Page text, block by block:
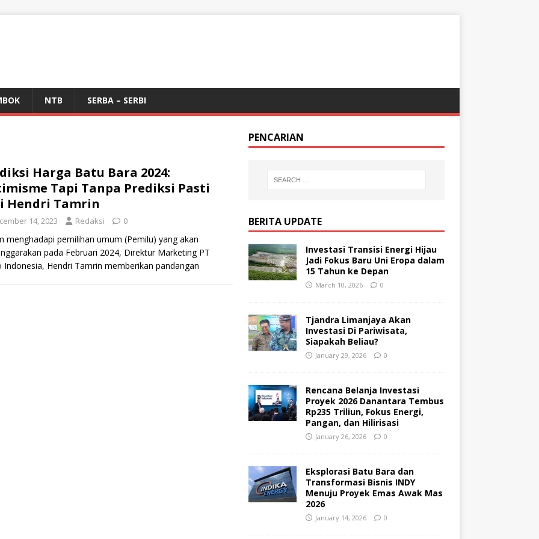
NTB SERBA – SERBI
Harga Batu Bara 2024:
Tapi Tanpa Prediksi Pasti
Hendri Tamrin
14, 2023 Redaksi 0
menghadapi pemilihan umum (Pemilu) yang akan
pada Februari 2024, Direktur Marketing PT
Indonesia, Hendri Tamrin memberikan pandangan
PENCARIAN
BERITA UPDATE
Investasi Transisi Energi Hijau
Jadi Fokus Baru Uni Eropa dalam
15 Tahun ke Depan
March 10, 2026 0
Tjandra Limanjaya Akan
Investasi Di Pariwisata,
Siapakah Beliau?
January 29, 2026 0
Rencana Belanja Investasi
Proyek 2026 Danantara Tembus
Rp235 Triliun, Fokus Energi,
Pangan, dan Hilirisasi
January 26, 2026 0
Eksplorasi Batu Bara dan
Transformasi Bisnis INDY
Menuju Proyek Emas Awak Mas
2026
January 14, 2026 0